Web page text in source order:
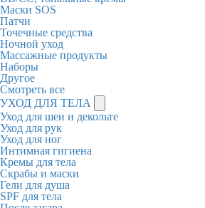
Маски SOS
Патчи
Точечные средства
Ночной уход
Массажные продукты
Наборы
Другое
Смотреть все
УХОД ДЛЯ ТЕЛА
Уход для шеи и декольте
Уход для рук
Уход для ног
Интимная гигиена
Кремы для тела
Скрабы и маски
Гели для душа
SPF для тела